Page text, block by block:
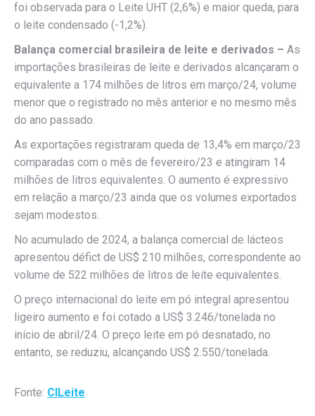
foi observada para o Leite UHT (2,6%) e maior queda, para
o leite condensado (-1,2%).
Balança comercial brasileira de leite e derivados – As
importações brasileiras de leite e derivados alcançaram o
equivalente a 174 milhões de litros em março/24, volume
menor que o registrado no mês anterior e no mesmo mês
do ano passado.
As exportações registraram queda de 13,4% em março/23
comparadas com o mês de fevereiro/23 e atingiram 14
milhões de litros equivalentes. O aumento é expressivo
em relação a março/23 ainda que os volumes exportados
sejam modestos.
No acumulado de 2024, a balança comercial de lácteos
apresentou défict de US$ 210 milhões, correspondente ao
volume de 522 milhões de litros de leite equivalentes.
O preço internacional do leite em pó integral apresentou
ligeiro aumento e foi cotado a US$ 3.246/tonelada no
início de abril/24. O preço leite em pó desnatado, no
entanto, se reduziu, alcançando US$ 2.550/tonelada.
Fonte: CILeite